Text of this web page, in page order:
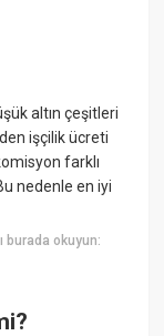
altın çeşitleri
işçilik ücreti
farklı
nedenle en iyi
burada okuyun: